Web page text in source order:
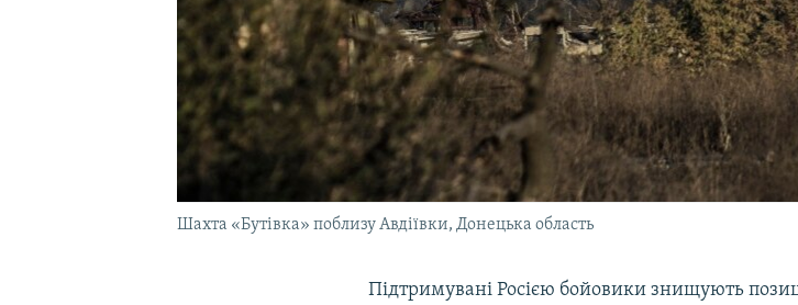
Шахта «Бутівка» поблизу Авдіївки, Донецька область
Підтримувані Росією бойовики знищують